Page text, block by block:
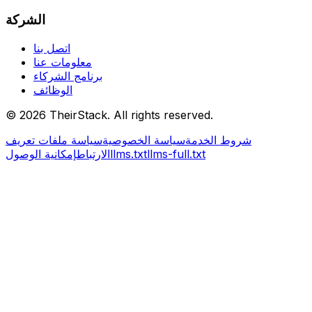
الشركة
اتصل بنا
معلومات عنا
برنامج الشركاء
الوظائف
© 2026 TheirStack. All rights reserved.
شروط الخدمةسياسة الخصوصيةسياسة ملفات تعريف
الارتباطإمكانية الوصول llms.txtllms-full.txt